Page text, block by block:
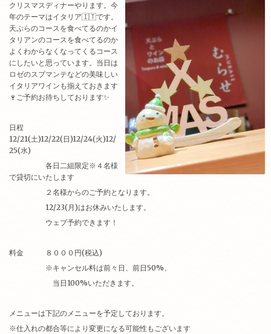
クリスマスディナーやります。今
年のテーマはイタリア🇮🇹です。
天ぷらのコースを食べてるのかイ
タリアンのコースを食べてるのか
よくわからなくなってくるコース
にしたいと思っています。当日は
ロゼのスプマンテなどの美味しい
イタリアワインも揃えておきます
🍷ご予約お待ちしております✨️
日程
12/21(土)12/22(日)12/24(火)12/
25(水)
各日二組限定※４名様
で貸切にいたします
２名様からのご予約となります。
12/23(月)はお休みいたします。
ウェブ予約できます！
料金 ８０００円(税込)
※キャンセル料は前々日、前日50%、
当日100%いただきます。
メニューは下記のメニューを予定しております。
※仕入れの都合等により変更になる可能性もございます